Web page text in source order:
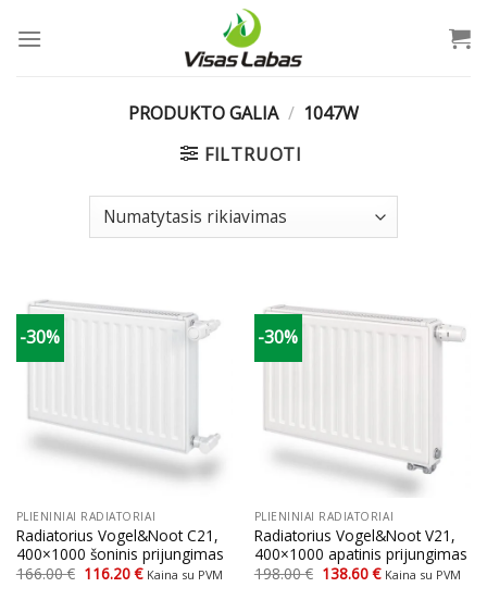
PRODUKTO GALIA / 1047W
FILTRUOTI
-30%
PLIENINIAI RADIATORIAI
Radiatorius Vogel&Noot C21,
400×1000 šoninis prijungimas
166.00€ Original
price
116.20€Current
price
Kaina su PVM
-30%
PLIENINIAI RADIATORIAI
Radiatorius Vogel&Noot V21,
400×1000 apatinis prijungimas
198.00€ Original
price
138.60€Current
price
Kaina su PVM